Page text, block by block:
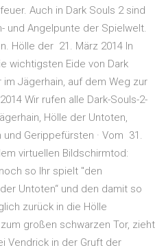
Auch in Dark Souls 2 sind
und Angelpunte der Spielwelt.
Hölle der 21. März 2014 In
wichtigsten Eide von Dark
Jägerhain, auf dem Weg zur
Wir rufen alle Dark-Souls-2-
Hölle der Untoten,
Gerippefürsten · Vom 31.
virtuellen Bildschirmtod:
so Ihr spielt "den
Untoten“ und den damit so
zurück in die Hölle
großen schwarzen Tor, zieht
Vendrick in der Gruft der